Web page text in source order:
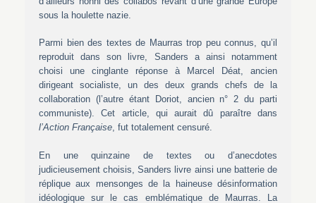
sous la houlette nazie.
Parmi bien des textes de Maurras trop peu connus, qu’il
reproduit dans son livre, Sanders a ainsi notamment
choisi une cinglante réponse à Marcel Déat, ancien
dirigeant socialiste, un des deux grands chefs de la
collaboration (l’autre étant Doriot, ancien n° 2 du parti
communiste). Cet article, qui aurait dû paraître dans
l’Action Française, fut totalement censuré.
En une quinzaine de textes ou d’anecdotes
judicieusement choisis, Sanders livre ainsi une batterie de
réplique aux mensonges de la haineuse désinformation
idéologique sur le cas emblématique de Maurras. La